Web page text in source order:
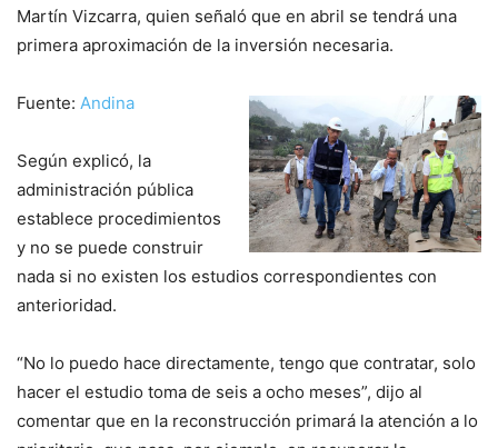
Martín Vizcarra, quien señaló que en abril se tendrá una
primera aproximación de la inversión necesaria.
Fuente: Andina
Según explicó, la
administración pública
establece procedimientos
y no se puede construir
nada si no existen los estudios correspondientes con
anterioridad.
“No lo puedo hace directamente, tengo que contratar, solo
hacer el estudio toma de seis a ocho meses”, dijo al
comentar que en la reconstrucción primará la atención a lo